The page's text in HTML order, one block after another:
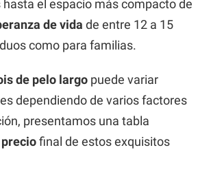
el espacio más compacto de
de vida de entre 12 a 15
como para familias.
de pelo largo puede variar
dependiendo de varios factores
presentamos una tabla
preciofinal de estos exquisitos